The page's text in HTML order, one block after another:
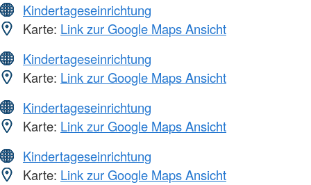
Kindertageseinrichtung
Karte: Link zur Google Maps Ansicht
Kindertageseinrichtung
Karte: Link zur Google Maps Ansicht
Kindertageseinrichtung
Karte: Link zur Google Maps Ansicht
Kindertageseinrichtung
Karte: Link zur Google Maps Ansicht